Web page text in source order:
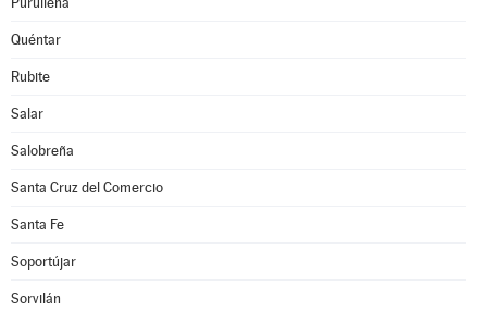
Quéntar
Rubite
Salar
Salobreña
Santa Cruz del Comercio
Santa Fe
Soportújar
Sorvilán